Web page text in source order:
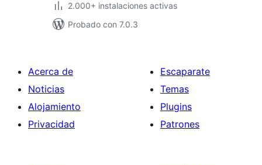
2.000+ instalaciones activas
Probado con 7.0.3
Acerca de
Noticias
Alojamiento
Privacidad
Escaparate
Temas
Plugins
Patrones